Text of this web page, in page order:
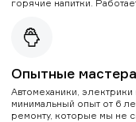
горячие напитки.
Опытные мастера
Автомеханики,
минимальный опыт от 6
ремонту, которые мы не